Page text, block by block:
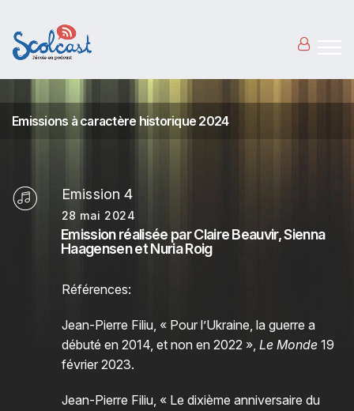
Emissions à caractère historique 2024
Emission 4
28 mai 2024
Emission réalisée par Claire Beauvir, Sienna
Haagensen et Nuria Roig
Références:
Jean-Pierre Filiu, « Pour l’Ukraine, la guerre a
débuté en 2014, et non en 2022 », Le Monde 19
février 2023.
Jean-Pierre Filiu, « Le dixième anniversaire du